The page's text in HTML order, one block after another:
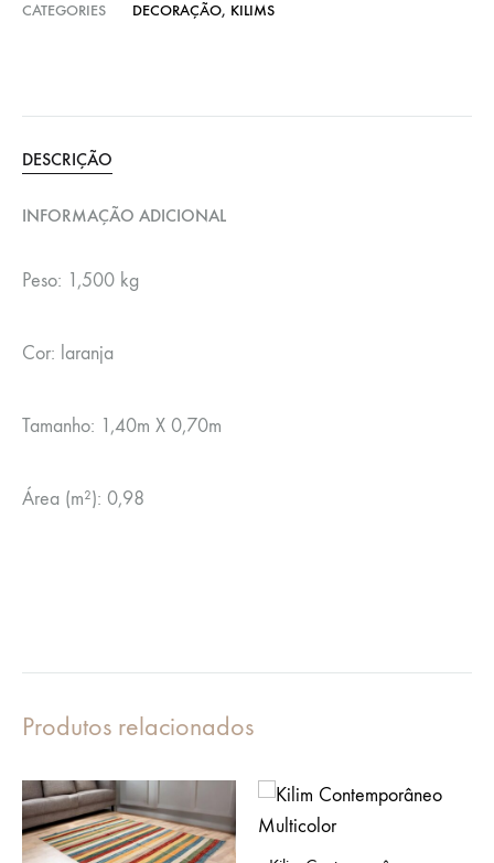
CATEGORIES DECORAÇÃO, KILIMS
DESCRIÇÃO
INFORMAÇÃO ADICIONAL
Peso: 1,500 kg
Cor: laranja
Tamanho: 1,40m X 0,70m
Área (m²): 0,98
Produtos relacionados